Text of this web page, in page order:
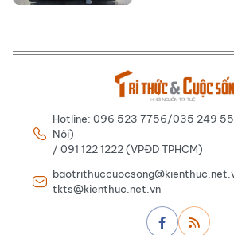
Hotline: 096 523 7756/035 249
Nội)
/ 091 122 1222 (VPĐD TPHCM)
tkts@kienthuc.net.vn